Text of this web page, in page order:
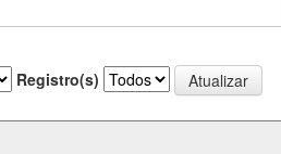
Registro(s)